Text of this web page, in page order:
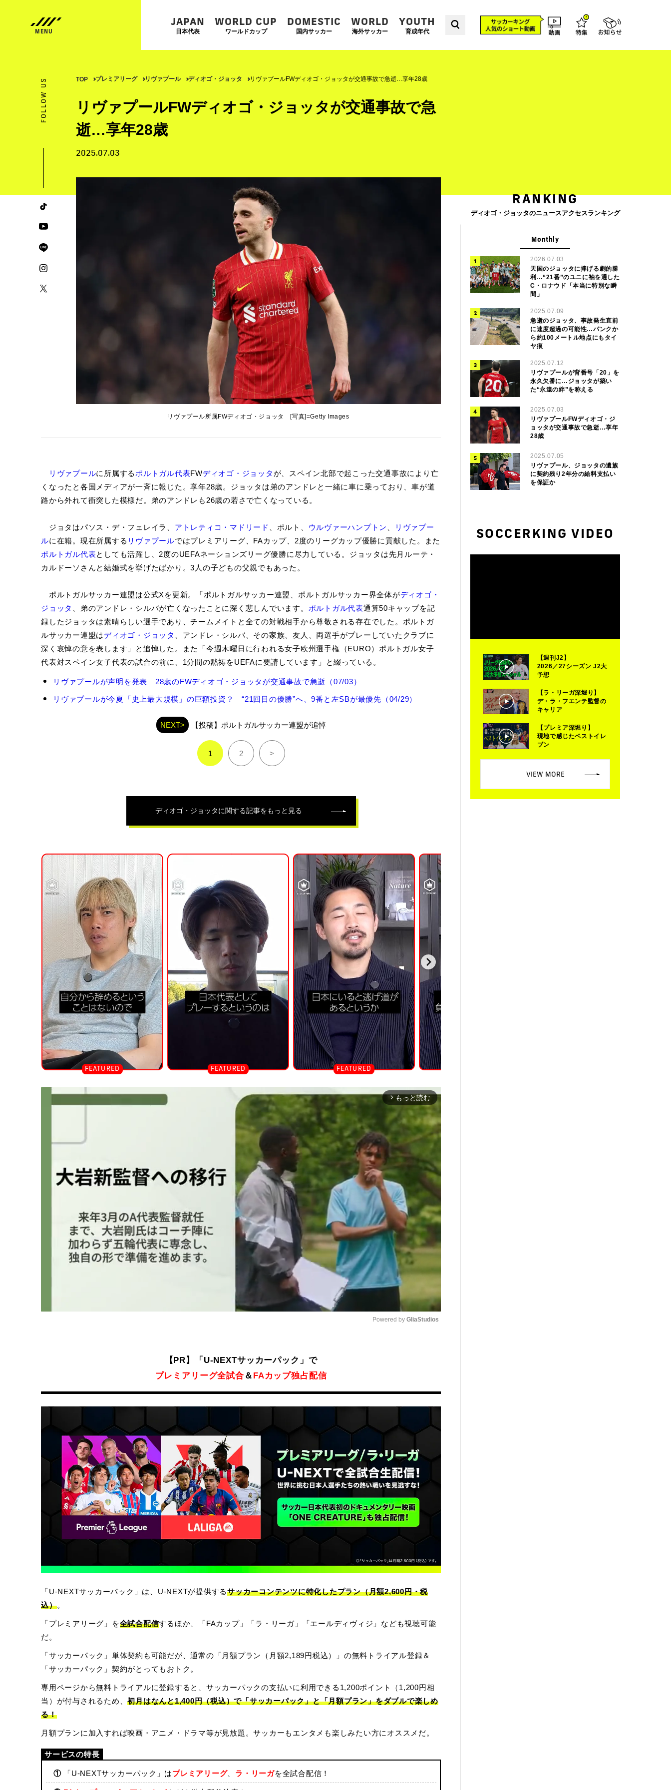
JAPAN
日本代表
WORLD CUP
ワールドカップ
DOMESTIC
国内サッカー
WORLD
海外サッカー
YOUTH
育成年代
FOLLOW US TOP プレミアリーグ リヴァプール ディオゴ・ジョッタ リヴァプールFWディオゴ・ジョッタが交通事故で急逝…享年28歳
リヴァプールFWディオゴ・ジョッタが交通事故で急
逝…享年28歳
2025.07.03
リヴァプール所属FWディオゴ・ジョッタ [写真]=Getty Images
リヴァプールに所属する ポルトガル代表FWディオゴ・ジョッタ が、スペイン北部で起こった交通事故により亡
くなったと各国メディアが一斉に報じた。享年28歳。ジョッタは弟のアンドレと一緒に車に乗っており、車が道
路から外れて衝突した模様だ。弟のアンドレも26歳の若さで亡くなっている。
ジョタはパソス・デ・フェレイラ、 アトレティコ・マドリード 、ポルト、 ウルヴァーハンプトン
リヴァプー
ルに在籍。現在所属する リヴァプールではプレミアリーグ、FAカップ、2度のリーグカップ優勝に貢献した。また
ポルトガル代表としても活躍し、2度のUEFAネーションズリーグ優勝に尽力している。ジョッタは先月ルーテ・
カルドーソさんと結婚式を挙げたばかり。3人の子どもの父親でもあった。
ポルトガルサッカー連盟は公式Xを更新。「ポルトガルサッカー連盟、ポルトガルサッカー界全体がディオゴ・
ジョッタ
、弟のアンドレ・シルバが亡くなったことに深く悲しんでいます。 ポルトガル代表通算50キャップを記
録したジョッタは素晴らしい選手であり、チームメイトと全ての対戦相手から尊敬される存在でした。ポルトガ
ルサッカー連盟はディオゴ・ジョッタ
、アンドレ・シルバ、その家族、友人、両選手がプレーしていたクラブに
深く哀悼の意を表します」と追悼した。また「今週木曜日に行われる女子欧州選手権（EURO）ポルトガル女子
代表対スペイン女子代表の試合の前に、1分間の黙祷をUEFAに要請しています」と綴っている。
デ
オ
リヴァプールが声明を発表 28歳のFWディオゴ・ジョッタが交通事故で急逝（07/03）
リヴァプールが今夏「史上最大規模」の巨額投資？ “21回目の優勝”へ、9番と左SBが最優先（04/29）
NEXT> 【投稿】ポルトガルサッカー連盟が追悼
1 2 >
ディオゴ・ジョッタに関する記事をもっと見る
arrow_forward_ios もっと読む
Powered by GliaStudios
【PR】「U-NEXTサッカーパック」で
プレミアリーグ全試合 ＆ FAカップ独占配信
「U-NEXTサッカーパック」は、U-NEXTが提供するサッカーコンテンツに特化したプラン（月額2,600円・税
込）。
「プレミアリーグ」を全試合配信するほか、「FAカップ」「ラ・リーガ」「エールディヴィジ」なども視聴可能
だ。
「サッカーパック」単体契約も可能だが、通常の「月額プラン（月額2,189円税込）」の無料トライアル登録＆
「サッカーパック」契約がとってもおトク。
専用ページから無料トライアルに登録すると、サッカーパックの支払いに利用できる1,200ポイント（1,200円相
当）が付与されるため、初月はなんと1,400円（税込）で「サッカーパック」と「月額プラン」をダブルで楽しめ
る！
月額プランに加入すれば映画・アニメ・ドラマ等が見放題。サッカーもエンタメも楽しみたい方にオススメだ。
①「U-NEXTサッカーパック」はプレミアリーグ、 ラ・リーガを全試合配信！
RANKING
ディオゴ・ジョッタのニュースアクセスランキング
Monthly
2026.07.03
天国のジョッタに捧げる劇的勝
利…“21番”のユニに袖を通した
C・ロナウド「本当に特別な瞬
間」
2025.07.09
急逝のジョッタ、事故発生直前
に速度超過の可能性…パンクか
ら約100メートル地点にもタイ
ヤ痕
2025.07.12
リヴァプールが背番号「20」を
永久欠番に…ジョッタが築い
た“永遠の絆”を称える
2025.07.03
リヴァプールFWディオゴ・ジ
ョッタが交通事故で急逝…享年
28歳
2025.07.05
リヴァプール、ジョッタの遺族
に契約残り2年分の給料支払い
を保証か
SOCCERKING VIDEO
【週刊J2】
2026／27シーズン J2大
予想
【ラ・リーガ深堀り】
デ・ラ・フエンテ監督の
キャリア
【プレミア深堀り】
現地で感じたベストイレ
ブン
VIEW MORE